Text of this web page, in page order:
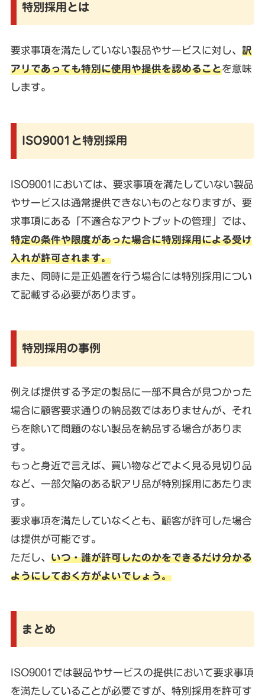
特別採用とは
要求事項を満たしていない製品やサービスに対し、 訳
アリであっても特別に使用や提供を認めることを意味
します。
ISO9001と特別採用
ISO9001においては、要求事項を満たしていない製品
やサービスは通常提供できないものとなりますが、要
求事項にある「不適合なアウトプットの管理」では、
特定の条件や限度があった場合に特別採用による受け
入れが許可されます。
また、同時に是正処置を行う場合には特別採用につい
て記載する必要があります。
特別採用の事例
例えば提供する予定の製品に一部不具合が見つかった
場合に顧客要求通りの納品数ではありませんが、それ
らを除いて問題のない製品を納品する場合がありま
す。
もっと身近で言えば、買い物などでよく見る見切り品
など、一部欠陥のある訳アリ品が特別採用にあたりま
す。
要求事項を満たしていなくとも、顧客が許可した場合
は提供が可能です。
ただし、 いつ・誰が許可したのかをできるだけ分かる
ようにしておく方がよいでしょう。
まとめ
ISO9001では製品やサービスの提供において要求事項
を満たしていることが必要ですが、特別採用を許可す